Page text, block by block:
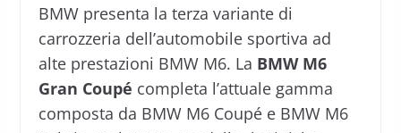
BMW presenta la terza variante di
carrozzeria dell’automobile sportiva ad
alte prestazioni BMW M6. La BMW M6
Gran Coupé completa l’attuale gamma
composta da BMW M6 Coupé e BMW M6